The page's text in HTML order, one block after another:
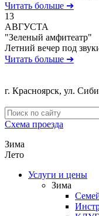
Читать больше ➔
13
АВГУСТА
"Зеленый амфитеатр"
Летний вечер под
Читать больше ➔
г. Красноярск, ул.
Схема проезда
Зима
Лето
Услуги и цены
Зима